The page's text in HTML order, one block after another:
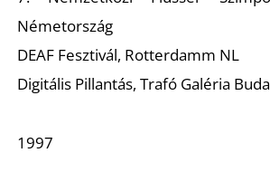
Németország
DEAF Fesztivál, Rotterdamm NL
Digitális Pillantás, Trafó Galéria
1997